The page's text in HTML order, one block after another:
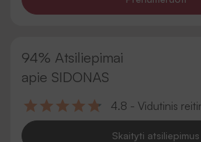
94% Atsiliepimai
apie SIDONAS
4.8 - Vidutinis
Skaityti atsiliepimus